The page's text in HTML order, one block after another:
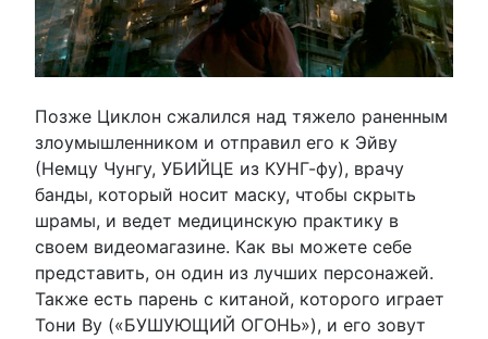
Позже Циклон сжалился над тяжело раненным
злоумышленником и отправил его к Эйву
(Немцу Чунгу, УБИЙЦЕ из КУНГ-фу), врачу
банды, который носит маску, чтобы скрыть
шрамы, и ведет медицинскую практику в
своем видеомагазине. Как вы можете себе
представить, он один из лучших персонажей.
Также есть парень с китаной, которого играет
Тони Ву («БУШУЮЩИЙ ОГОНЬ»), и его зовут